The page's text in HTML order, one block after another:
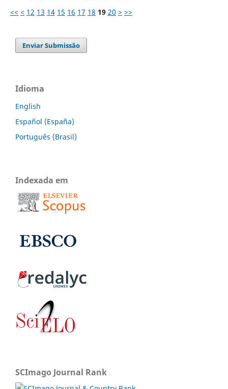
<< < 12 13 14 15 16 17 18 19 20 > >>
Enviar Submissão
Idioma
English
Español (España)
Português (Brasil)
Indexada em
SCImago Journal Rank